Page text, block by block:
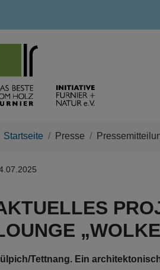
Startseite Presse
Tettnang. Ein